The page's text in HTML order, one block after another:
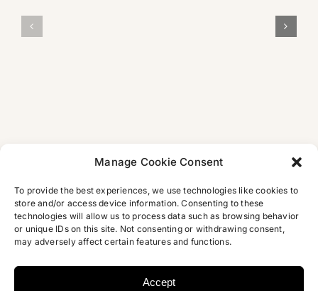
Manage Cookie Consent
To provide the best experiences, we use technologies like cookies to
store and/or access device information. Consenting to these
technologies will allow us to process data such as browsing behavior
or unique IDs on this site. Not consenting or withdrawing consent,
may adversely affect certain features and functions.
Accept
der Villa